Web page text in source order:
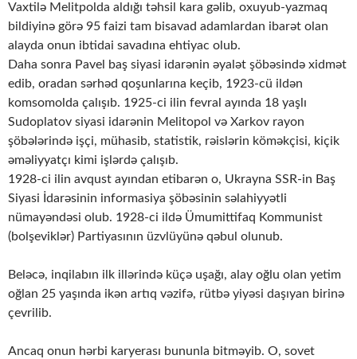
Vaxtilə Melitpolda aldığı təhsil kara gəlib, oxuyub-yazmaq
bildiyinə görə 95 faizi tam bisavad adamlardan ibarət olan
alayda onun ibtidai savadına ehtiyac olub.
Daha sonra Pavel baş siyasi idarənin əyalət şöbəsində xidmət
edib, oradan sərhəd qoşunlarına keçib, 1923-cü ildən
komsomolda çalışıb. 1925-ci ilin fevral ayında 18 yaşlı
Sudoplatov siyasi idarənin Melitopol və Xarkov rayon
şöbələrində işçi, mühasib, statistik, rəislərin köməkçisi, kiçik
əməliyyatçı kimi işlərdə çalışıb.
1928-ci ilin avqust ayından etibarən o, Ukrayna SSR-in Baş
Siyasi İdarəsinin informasiya şöbəsinin səlahiyyətli
nümayəndəsi olub. 1928-ci ildə Ümumittifaq Kommunist
(bolşeviklər) Partiyasının üzvlüyünə qəbul olunub.
Beləcə, inqilabın ilk illərində küçə uşağı, alay oğlu olan yetim
oğlan 25 yaşında ikən artıq vəzifə, rütbə yiyəsi daşıyan birinə
çevrilib.
Ancaq onun hərbi karyerası bununla bitməyib. O, sovet